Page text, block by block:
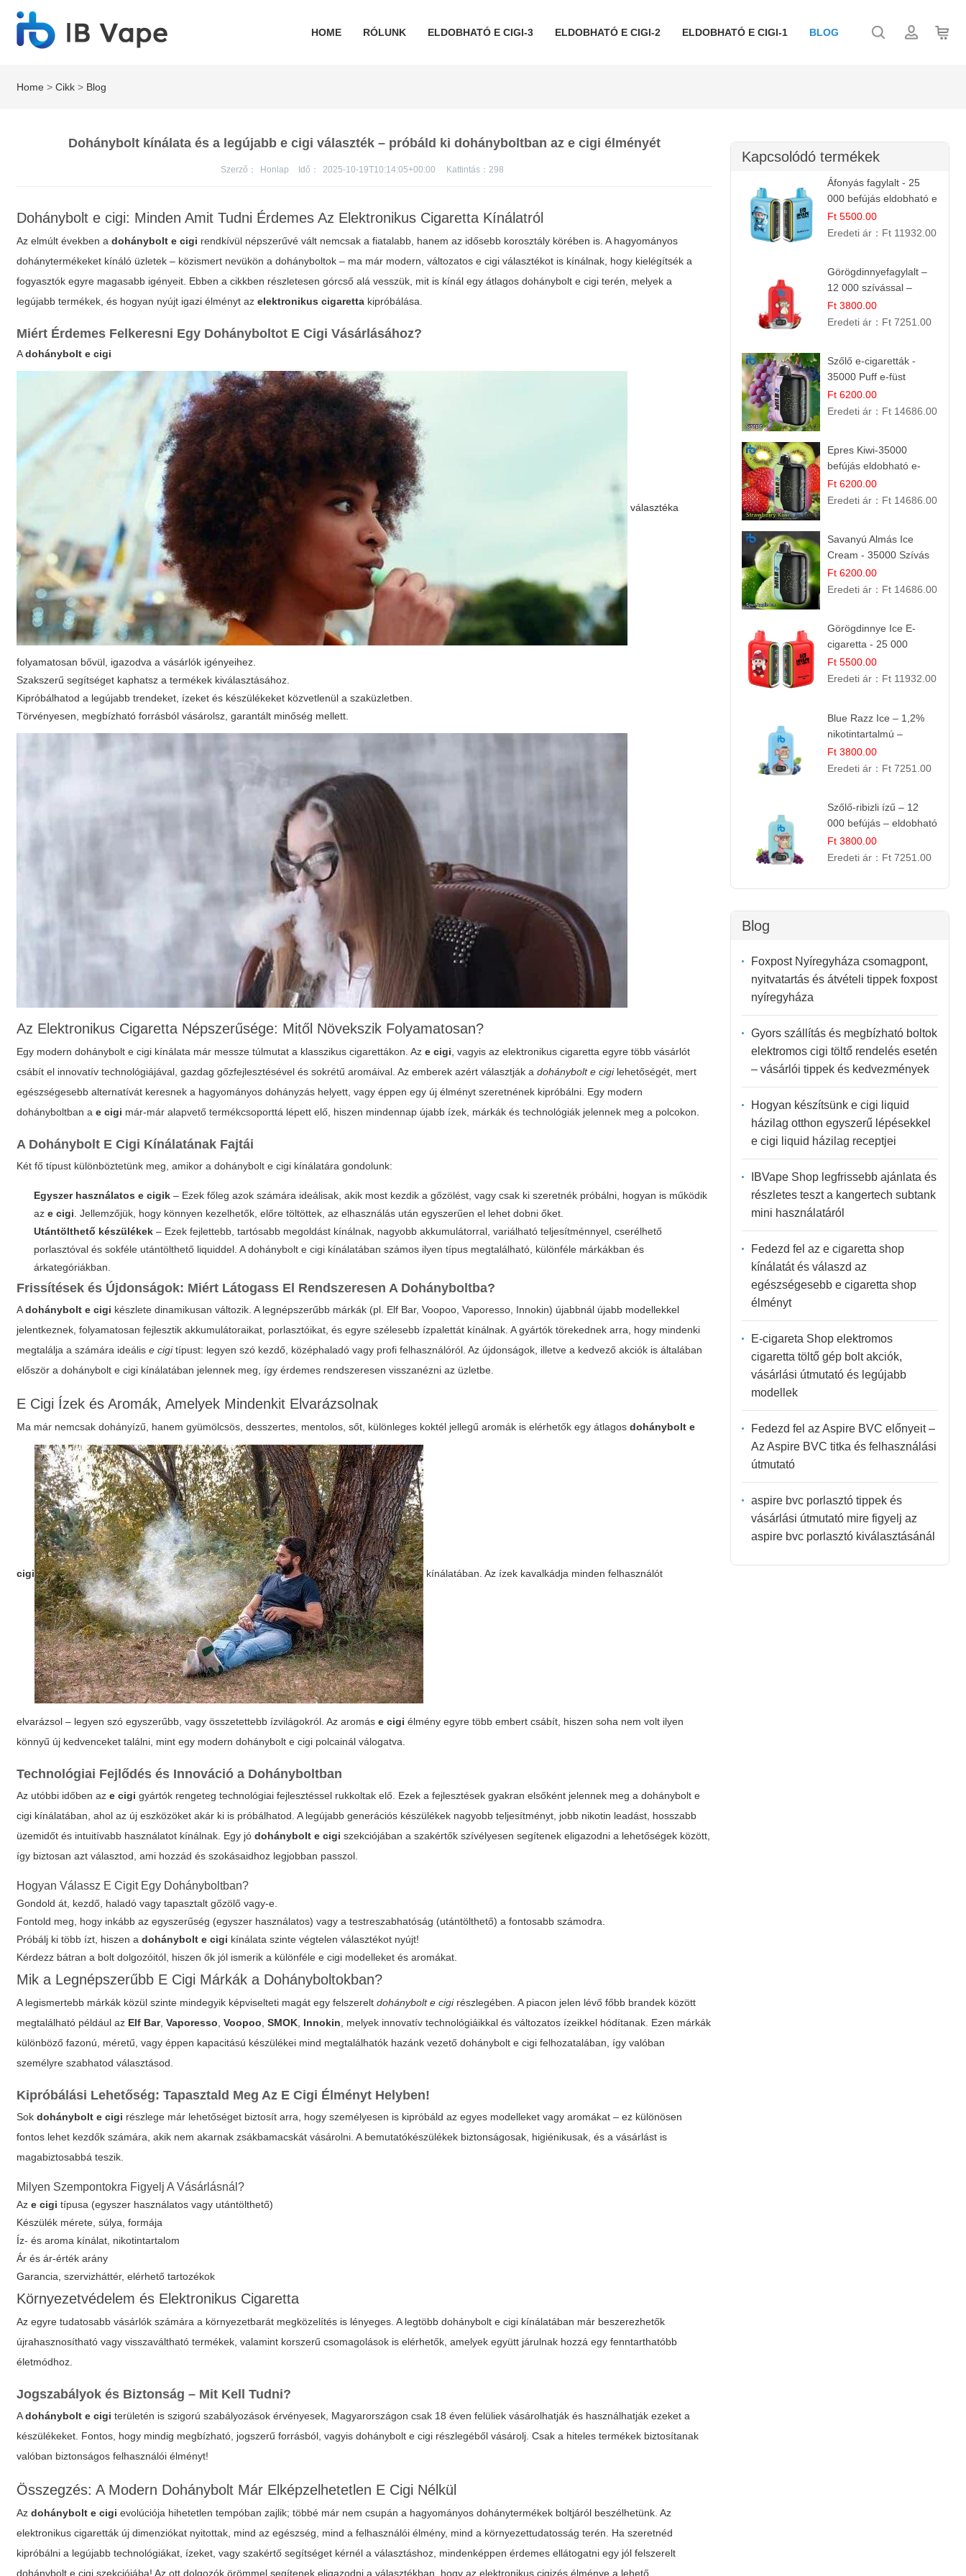
HOME RÓLUNK ELDOBHATÓ E CIGI-3 ELDOBHATÓ E CIGI-2 ELDOBHATÓ E CIGI-1 BLOG
Home >Cikk > Blog
Dohánybolt kínálata és a legújabb e cigi választék – próbáld ki dohányboltban az e cigi élményét
Szerző： Honlap Idő： 2025-10-19T10:14:05+00:00 Kattintás：298
Dohánybolt e cigi: Minden Amit Tudni Érdemes Az Elektronikus Cigaretta Kínálatról
Az elmúlt években adohánybolt e cigi rendkívül népszerűvé vált nemcsak a fiatalabb, hanem az idősebb korosztály körében is. A hagyományos
dohánytermékeket kínáló üzletek – közismert nevükön a dohányboltok – ma már modern, változatose cigi választékot is kínálnak, hogy kielégítsék a
fogyasztók egyre magasabb igényeit. Ebben a cikkben részletesen górcső alá vesszük, mit is kínál egy átlagosdohánybolt e cigi terén, melyek a
legújabb termékek, és hogyan nyújt igazi élményt azelektronikus cigaretta kipróbálása.
Miért Érdemes Felkeresni Egy Dohányboltot E Cigi Vásárlásához?
Adohánybolt e cigi
választéka
folyamatosan bővül, igazodva a vásárlók igényeihez.
Szakszerű segítséget kaphatsz a termékek kiválasztásához.
Kipróbálhatod a legújabb trendeket, ízeket és készülékeket közvetlenül a szaküzletben.
Törvényesen, megbízható forrásból vásárolsz, garantált minőség mellett.
Az Elektronikus Cigaretta Népszerűsége: Mitől Növekszik Folyamatosan?
Egy moderndohánybolt e cigi kínálata már messze túlmutat a klasszikus cigarettákon. Aze cigi , vagyis az elektronikus cigaretta egyre több vásárlót
csábít el innovatív technológiájával, gazdag gőzfejlesztésével és sokrétű aromáival. Az emberek azért választják adohánybolt e cigilehetőségét, mert
egészségesebb alternatívát keresnek a hagyományos dohányzás helyett, vagy éppen egy új élményt szeretnének kipróbálni. Egy modern
dohányboltban ae cigi már-már alapvető termékcsoporttá lépett elő, hiszen mindennap újabb ízek, márkák és technológiák jelennek meg a polcokon.
A Dohánybolt E Cigi Kínálatának Fajtái
Két fő típust különböztetünk meg, amikor adohánybolt e cigi kínálatára gondolunk:
Egyszer használatos e cigik – Ezek főleg azok számára ideálisak, akik most kezdik a gőzölést, vagy csak ki szeretnék próbálni, hogyan is működik
aze cigi . Jellemzőjük, hogy könnyen kezelhetők, előre töltöttek, az elhasználás után egyszerűen el lehet dobni őket.
Utántölthető készülékek – Ezek fejlettebb, tartósabb megoldást kínálnak, nagyobb akkumulátorral, variálható teljesítménnyel, cserélhető
porlasztóval és sokféle utántölthető liquiddel. Adohánybolt e cigi kínálatában számos ilyen típus megtalálható, különféle márkákban és
árkategóriákban.
Frissítések és Újdonságok: Miért Látogass El Rendszeresen A Dohányboltba?
Adohánybolt e cigi készlete dinamikusan változik. A legnépszerűbb márkák (pl. Elf Bar, Voopoo, Vaporesso, Innokin) újabbnál újabb modellekkel
jelentkeznek, folyamatosan fejlesztik akkumulátoraikat, porlasztóikat, és egyre szélesebb ízpalettát kínálnak. A gyártók törekednek arra, hogy mindenki
megtalálja a számára ideálise cigitípust: legyen szó kezdő, középhaladó vagy profi felhasználóról. Az újdonságok, illetve a kedvező akciók is általában
először adohánybolt e cigi kínálatában jelennek meg, így érdemes rendszeresen visszanézni az üzletbe.
E Cigi Ízek és Aromák, Amelyek Mindenkit Elvarázsolnak
Ma már nemcsak dohányízű, hanem gyümölcsös, desszertes, mentolos, sőt, különleges koktél jellegű aromák is elérhetők egy átlagosdohánybolt e
cigi kínálatában. Az ízek kavalkádja minden felhasználót
elvarázsol – legyen szó egyszerűbb, vagy összetettebb ízvilágokról. Az aromáse cigi élmény egyre több embert csábít, hiszen soha nem volt ilyen
könnyű új kedvenceket találni, mint egy moderndohánybolt e cigi polcainál válogatva.
Technológiai Fejlődés és Innováció a Dohányboltban
Az utóbbi időben aze cigi gyártók rengeteg technológiai fejlesztéssel rukkoltak elő. Ezek a fejlesztések gyakran elsőként jelennek meg adohánybolt e
cigi kínálatában, ahol az új eszközöket akár ki is próbálhatod. A legújabb generációs készülékek nagyobb teljesítményt, jobb nikotin leadást, hosszabb
üzemidőt és intuitívabb használatot kínálnak. Egy jódohánybolt e cigi szekciójában a szakértők szívélyesen segítenek eligazodni a lehetőségek között,
így biztosan azt választod, ami hozzád és szokásaidhoz legjobban passzol.
Hogyan Válassz E Cigit Egy Dohányboltban?
Gondold át, kezdő, haladó vagy tapasztalt gőzölő vagy-e.
Fontold meg, hogy inkább az egyszerűség (egyszer használatos) vagy a testreszabhatóság (utántölthető) a fontosabb számodra.
Próbálj ki több ízt, hiszen adohánybolt e cigi kínálata szinte végtelen választékot nyújt!
Kérdezz bátran a bolt dolgozóitól, hiszen ők jól ismerik a különfélee cigi modelleket és aromákat.
Mik a Legnépszerűbb E Cigi Márkák a Dohányboltokban?
A legismertebb márkák közül szinte mindegyik képviselteti magát egy felszereltdohánybolt e cigirészlegében. A piacon jelen lévő főbb brandek között
megtalálható például az Elf Bar,Vaporesso ,Voopoo ,SMOK Innokin , melyek innovatív technológiáikkal és változatos ízeikkel hódítanak. Ezen márkák
különböző fazonú, méretű, vagy éppen kapacitású készülékei mind megtalálhatók hazánk vezetődohánybolt e cigi felhozatalában, így valóban
személyre szabhatod választásod.
Kipróbálási Lehetőség: Tapasztald Meg Az E Cigi Élményt Helyben!
Sokdohánybolt e cigi részlege már lehetőséget biztosít arra, hogy személyesen is kipróbáld az egyes modelleket vagy aromákat – ez különösen
fontos lehet kezdők számára, akik nem akarnak zsákbamacskát vásárolni. A bemutatókészülékek biztonságosak, higiénikusak, és a vásárlást is
magabiztosabbá teszik.
Milyen Szempontokra Figyelj A Vásárlásnál?
Aze cigi típusa (egyszer használatos vagy utántölthető)
Készülék mérete, súlya, formája
Íz- és aroma kínálat, nikotintartalom
Ár és ár-érték arány
Garancia, szervizháttér, elérhető tartozékok
Környezetvédelem és Elektronikus Cigaretta
Az egyre tudatosabb vásárlók számára a környezetbarát megközelítés is lényeges. A legtöbbdohánybolt e cigi kínálatában már beszerezhetők
újrahasznosítható vagy visszaváltható termékek, valamint korszerű csomagolások is elérhetők, amelyek együtt járulnak hozzá egy fenntarthatóbb
életmódhoz.
Jogszabályok és Biztonság – Mit Kell Tudni?
Adohánybolt e cigi területén is szigorú szabályozások érvényesek, Magyarországon csak 18 éven felüliek vásárolhatják és használhatják ezeket a
készülékeket. Fontos, hogy mindig megbízható, jogszerű forrásból, vagyisdohánybolt e cigi részlegéből vásárolj. Csak a hiteles termékek biztosítanak
valóban biztonságos felhasználói élményt!
Összegzés: A Modern Dohánybolt Már Elképzelhetetlen E Cigi Nélkül
Azdohánybolt e cigi evolúciója hihetetlen tempóban zajlik; többé már nem csupán a hagyományos dohánytermékek boltjáról beszélhetünk. Az
elektronikus cigaretták új dimenziókat nyitottak, mind az egészség, mind a felhasználói élmény, mind a környezettudatosság terén. Ha szeretnéd
kipróbálni a legújabb technológiákat, ízeket, vagy szakértő segítséget kérnél a választáshoz, mindenképpen érdemes ellátogatni egy jól felszerelt
dohánybolt e cigi szekciójába! Az ott dolgozók örömmel segítenek eligazodni a választékban, hogy az elektronikus cigizés élménye a lehető
Kapcsolódó termékek
Áfonyás fagylalt - 25
000 befújás eldobható e
cigi
Ft 5500.00
Eredeti ár： Ft 11932.00
Görögdinnyefagylalt –
12 000 szívással –
eldobható elektromos
cigi
Ft 3800.00
Eredeti ár： Ft 7251.00
Szőlő e-cigaretták -
35000 Puff e-füst
Ft 6200.00
Eredeti ár： Ft 14686.00
Epres Kiwi-35000
befújás eldobható e-
cigaretta
Ft 6200.00
Eredeti ár： Ft 14686.00
Savanyú Almás Ice
Cream - 35000 Szívás
elektromos cigi
Ft 6200.00
Eredeti ár： Ft 14686.00
Görögdinnye Ice E-
cigaretta - 25 000
befújás
Ft 5500.00
Eredeti ár： Ft 11932.00
Blue Razz Ice – 1,2%
nikotintartalmú –
eldobható e cigi
Ft 3800.00
Eredeti ár： Ft 7251.00
Szőlő-ribizli ízű – 12
000 befújás – eldobható
e cigi
Ft 3800.00
Eredeti ár： Ft 7251.00
Blog
Foxpost Nyíregyháza csomagpont,
nyitvatartás és átvételi tippek foxpost
nyíregyháza
Gyors szállítás és megbízható boltok
elektromos cigi töltő rendelés esetén
– vásárlói tippek és kedvezmények
Hogyan készítsünk e cigi liquid
házilag otthon egyszerű lépésekkel
e cigi liquid házilag receptjei
IBVape Shop legfrissebb ajánlata és
részletes teszt a kangertech subtank
mini használatáról
Fedezd fel az e cigaretta shop
kínálatát és válaszd az
egészségesebb e cigaretta shop
élményt
E-cigareta Shop elektromos
cigaretta töltő gép bolt akciók,
vásárlási útmutató és legújabb
modellek
Fedezd fel az Aspire BVC előnyeit –
Az Aspire BVC titka és felhasználási
útmutató
aspire bvc porlasztó tippek és
vásárlási útmutató mire figyelj az
aspire bvc porlasztó kiválasztásánál